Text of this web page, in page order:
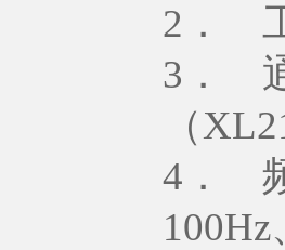
2．
3．
（
4．